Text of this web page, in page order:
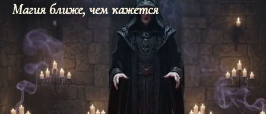
Магия ближе, чем кажется